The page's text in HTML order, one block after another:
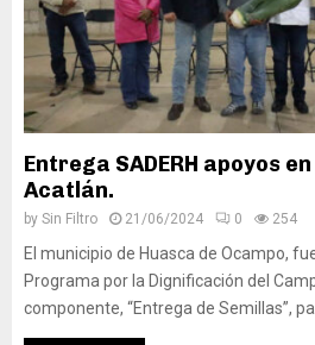
Entrega SADERH apoyos
Acatlán.
by Sin Filtro 21/06/2024 0 254
El municipio de Huasca de Ocampo,
Programa por la Dignificación del
componente, “Entrega de Semillas”,